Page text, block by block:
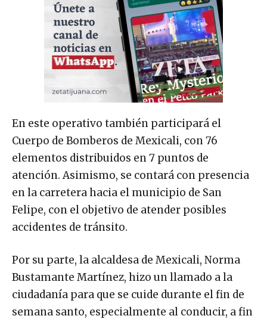
En este operativo también participará el
Cuerpo de Bomberos de Mexicali, con 76
elementos distribuidos en 7 puntos de
atención. Asimismo, se contará con presencia
en la carretera hacia el municipio de San
Felipe, con el objetivo de atender posibles
accidentes de tránsito.
Por su parte, la alcaldesa de Mexicali, Norma
Bustamante Martínez, hizo un llamado a la
ciudadanía para que se cuide durante el fin de
semana santo, especialmente al conducir, a fin